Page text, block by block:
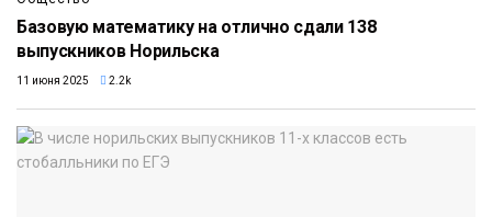
Базовую математику на отлично сдали 138
выпускников Норильска
11 июня 2025 2.2k